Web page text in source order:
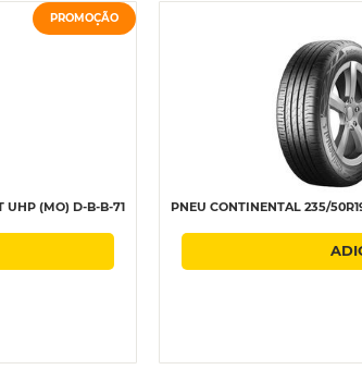
PROMOÇÃO
UHP (MO) D-B-B-71 PNEU CONTINENTAL 235/